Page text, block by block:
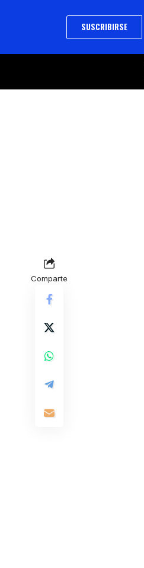
SUSCRIBIRSE
Comparte